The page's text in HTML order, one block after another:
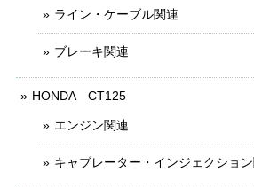
ライン・ケーブル関連
ブレーキ関連
HONDA CT125
エンジン関連
キャブレーター・インジェクショ